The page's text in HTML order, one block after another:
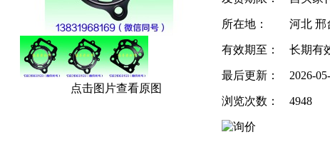
点击图片查看原图
所在地： 河北 邢
有效期至： 长期有
最后更新： 2026-
浏览次数： 4948